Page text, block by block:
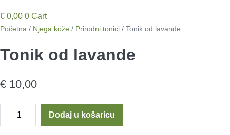
€ 0,00 0 Cart
Početna / Njega kože / Prirodni tonici / Tonik od lavande
Tonik od lavande
€ 10,00
Tonik
od
Dodaj u košaricu